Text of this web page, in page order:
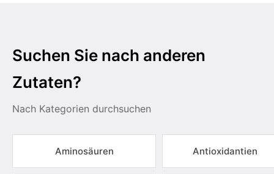
Suchen Sie nach anderen
Zutaten?
Nach Kategorien durchsuchen
Aminosäuren Antioxidantien